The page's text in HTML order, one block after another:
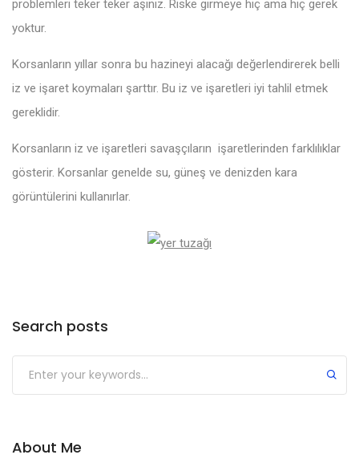
problemleri teker teker aşınız. Riske girmeye hiç ama hiç gerek
yoktur.
Korsanların yıllar sonra bu hazineyi alacağı değerlendirerek belli
iz ve işaret koymaları şarttır. Bu iz ve işaretleri iyi tahlil etmek
gereklidir.
Korsanların iz ve işaretleri savaşçıların işaretlerinden farklılıklar
gösterir. Korsanlar genelde su, güneş ve denizden kara
görüntülerini kullanırlar.
Search posts
About Me